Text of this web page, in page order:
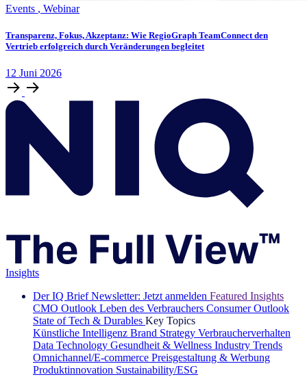
Events , Webinar
Transparenz, Fokus, Akzeptanz: Wie RegioGraph TeamConnect den
Vertrieb erfolgreich durch Veränderungen begleitet
12 Juni 2026
Insights
Der IQ Brief Newsletter: Jetzt anmelden Featured Insights
CMO Outlook Leben des Verbrauchers Consumer Outlook
State of Tech & Durables Key Topics
Künstliche Intelligenz Brand Strategy Verbraucherverhalten
Data Technology Gesundheit & Wellness Industry Trends
Omnichannel/E-commerce Preisgestaltung & Werbung
Produktinnovation Sustainability/ESG